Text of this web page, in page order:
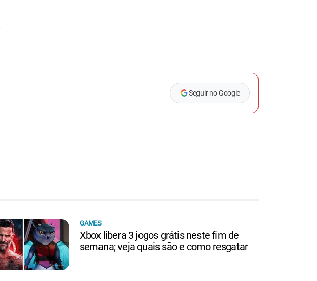
Seguir no Google
GAMES
Xbox libera 3 jogos grátis neste fim de
semana; veja quais são e como resgatar